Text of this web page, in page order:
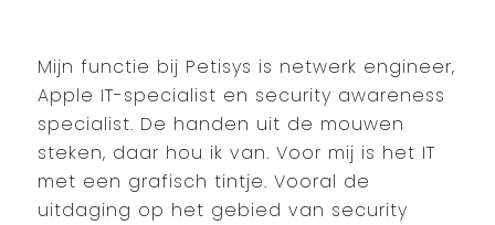
Mijn functie bij Petisys is netwerk engineer,
Apple IT-specialist en security awareness
specialist. De handen uit de mouwen
steken, daar hou ik van. Voor mij is het IT
met een grafisch tintje. Vooral de
uitdaging op het gebied van security